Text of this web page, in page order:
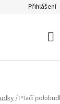
Přihlášení
/Ptačí